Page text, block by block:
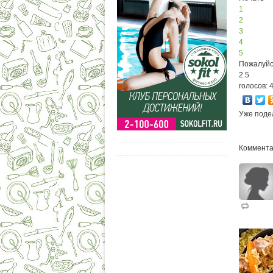
1
2
3
4
5
2.5
голосов: 4
Уже